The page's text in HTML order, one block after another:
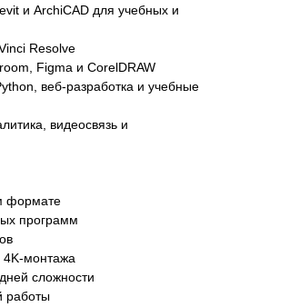
и ArchiCAD для учебных и
Resolve
Figma и CorelDRAW
веб-разработка и учебные
видеосвязь и
формате
программ
4K-монтажа
сложности
работы